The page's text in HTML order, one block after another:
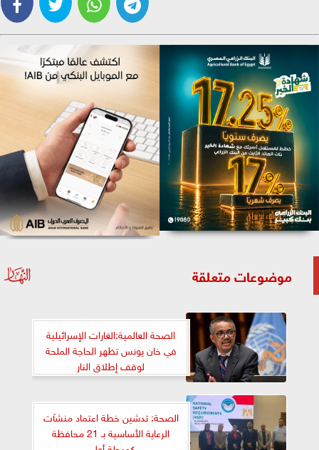
موضوعات متعلقة
الصحة العالمية:الغارات الإسرائيلية
في خان يونس تظهر الحاجة الملحة
لوقف إطلاق النار
الصحة: تدشين خطة اعتماد منشآت
الرعاية الأساسية بـ 21 محافظة